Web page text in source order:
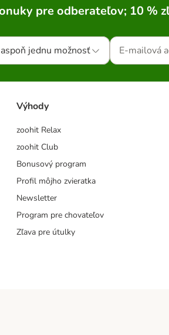
pre odberateľov; 10 %
jednu možnosť
Výhody
zoohit Relax
zoohit Club
Bonusový program
Profil môjho zvieratka
Newsletter
Program pre chovateľov
Zľava pre útulky